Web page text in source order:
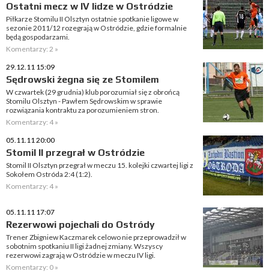
Ostatni mecz w IV lidze w Ostródzie
Piłkarze Stomilu II Olsztyn ostatnie spotkanie ligowe w
sezonie 2011/12 rozegrają w Ostródzie, gdzie formalnie
będą gospodarzami.
Komentarzy: 2 »
29.12.11 15:09
Sędrowski żegna się ze Stomilem
W czwartek (29 grudnia) klub porozumiał się z obrońcą
Stomilu Olsztyn - Pawłem Sędrowskim w sprawie
rozwiązania kontraktu za porozumieniem stron.
Komentarzy: 4 »
05.11.11 20:00
Stomil II przegrał w Ostródzie
Stomil II Olsztyn przegrał w meczu 15. kolejki czwartej ligi z
Sokołem Ostróda 2:4 (1:2).
Komentarzy: 4 »
05.11.11 17:07
Rezerwowi pojechali do Ostródy
Trener Zbigniew Kaczmarek celowo nie przeprowadził w
sobotnim spotkaniu II ligi żadnej zmiany. Wszyscy
rezerwowi zagrają w Ostródzie w meczu IV ligi.
Komentarzy: 0 »